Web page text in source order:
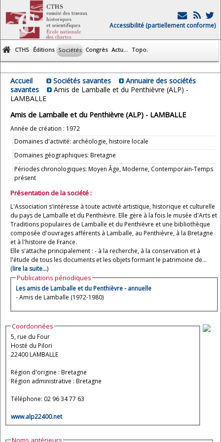
Accessibilité (partiellement conforme)
CTHS Éditions Sociétés Congrès Actu... Topo.
Accueil Sociétés savantes
Annuaire des sociétés
savantes
Amis de Lamballe et du Penthièvre (ALP) -
LAMBALLE
Amis de Lamballe et du Penthièvre (ALP) - LAMBALLE
Année de création : 1972
Domaines d'activité: archéologie, histoire locale
Domaines géographiques: Bretagne
Périodes chronologiques: Moyen Âge, Moderne, Contemporain-Temps
présent
Présentation de la société :
L'Association s'intéresse à toute activité artistique, historique et culturelle
du pays de Lamballe et du Penthièvre. Elle gère à la fois le musée d'Arts et
Traditions populaires de Lamballe et du Penthièvre et une bibliothèque
composée d'ouvrages afférents à Lamballe, au Penthièvre, à la Bretagne
et à l'histoire de France.
Elle s'attache principalement : - à la recherche, à la conservation et à
l'étude de tous les documents et les objets formant le patrimoine de...
(lire la suite...)
Publications périodiques
Les amis de Lamballe et du Penthièvre - annuelle
- Amis de Lamballe (1972-1980)
Coordonnées
5, rue du Four
Hosté du Pilori
22400 LAMBALLE
Région d'origine : Bretagne
Région administrative : Bretagne
Téléphone: 02 96 34 77 63
www.alp22400.net
Noms antérieurs